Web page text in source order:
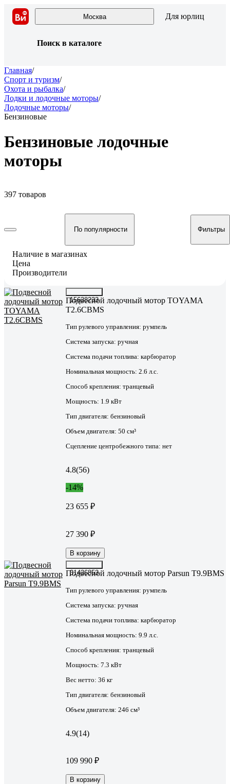
Москва Для юрлиц
Поиск в каталоге
Главная/
Спорт и туризм/
Охота и рыбалка/
Лодки и лодочные моторы/
Лодочные моторы/
Бензиновые
Бензиновые лодочные
моторы
397 товаров
По популярности Фильтры
Наличие в магазинах
Цена
Производители
15638233
Подвесной лодочный мотор TOYAMA
T2.6CBMS
Тип рулевого управления: румпель
Система запуска: ручная
Система подачи топлива: карбюратор
Номинальная мощность: 2.6 л.с.
Способ крепления: транцевый
Мощность: 1.9 кВт
Тип двигателя: бензиновый
Объем двигателя: 50 см³
Сцепление центробежного типа: нет
4.8(56)
-14%
23 655 ₽
27 390 ₽
В корзину
31436853
Подвесной лодочный мотор Parsun T9.9BMS
Тип рулевого управления: румпель
Система запуска: ручная
Система подачи топлива: карбюратор
Номинальная мощность: 9.9 л.с.
Способ крепления: транцевый
Мощность: 7.3 кВт
Вес нетто: 36 кг
Тип двигателя: бензиновый
Объем двигателя: 246 см³
4.9(14)
109 990 ₽
В корзину